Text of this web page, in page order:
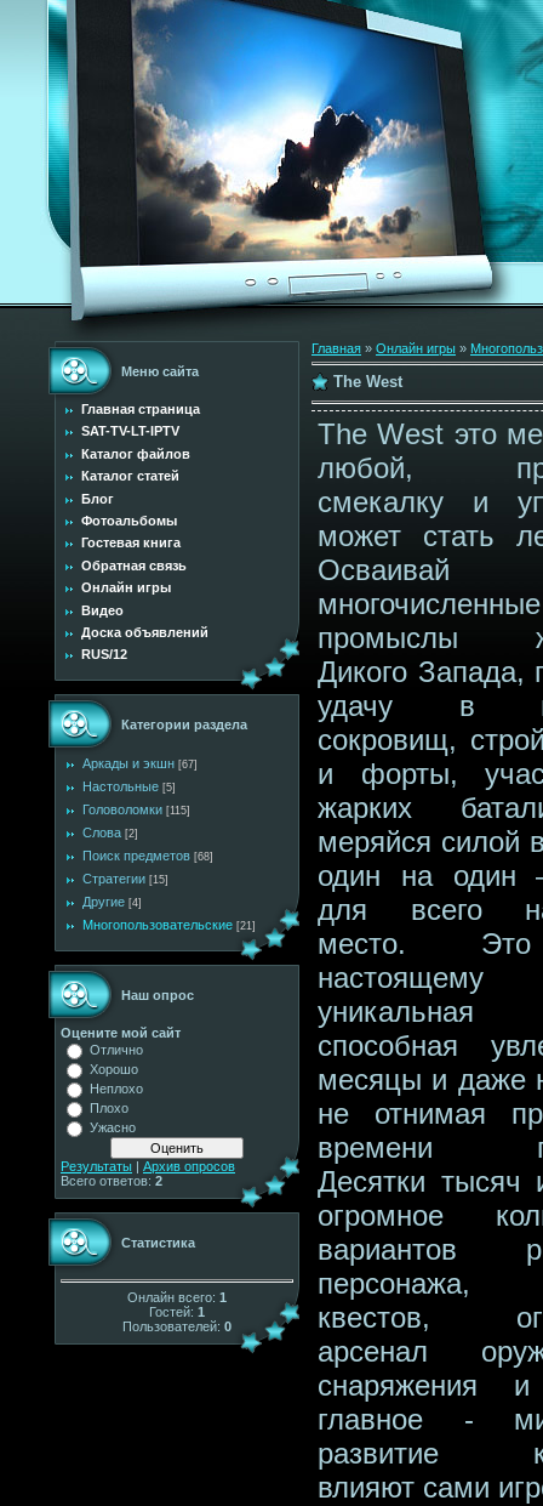
Меню сайта
Главная страница
SAT-TV-LT-IPTV
Каталог файлов
Каталог статей
Блог
Фотоальбомы
Гостевая книга
Обратная связь
Онлайн игры
Видео
Доска объявлений
RUS/12
Категории раздела
Аркады и экшн [67]
Настольные [5]
Головоломки [115]
Слова [2]
Поиск предметов [68]
Стратегии [15]
Другие [4]
Многопользовательские [21]
Наш опрос
Оцените мой сайт
Отлично
Хорошо
Неплохо
Плохо
Ужасно
Результаты | Архив опросов
Всего ответов: 2
Статистика
Онлайн всего: 1
Гостей: 1
Пользователей: 0
Главная » Онлайн игры »
The West
The West это
любой,
смекалку и
может стать
Осваивай
многочисленные
промыслы
Дикого Запада,
удачу в
сокровищ,
и форты,
жарких
меряйся силой
один на один
для всего
место.
настоящему
способная
месяцы и даже
не отнимая
времени
Десятки тысяч
огромное
вариантов
персонажа,
квестов,
арсенал
снаряжения
главное -
развитие
влияют сами